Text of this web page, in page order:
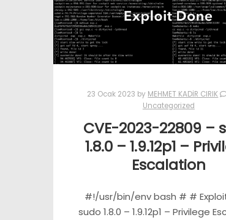
23 Ocak 2023 by MEHMET KADİR CIRIK
Uncategorized
CVE-2023-22809 –
1.8.0 – 1.9.12p1 –
Escalation
#!/usr/bin/env bash # #
sudo 1.8.0 – 1.9.12p1 – Privilege